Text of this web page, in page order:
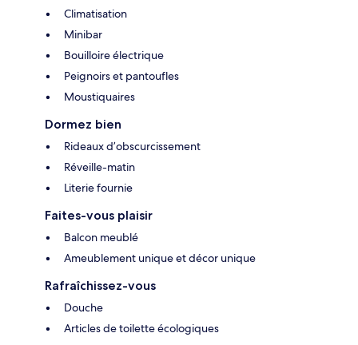
Climatisation
Minibar
Bouilloire électrique
Peignoirs et pantoufles
Moustiquaires
Dormez bien
Rideaux d’obscurcissement
Réveille-matin
Literie fournie
Faites-vous plaisir
Balcon meublé
Ameublement unique et décor unique
Rafraîchissez-vous
Douche
Articles de toilette écologiques